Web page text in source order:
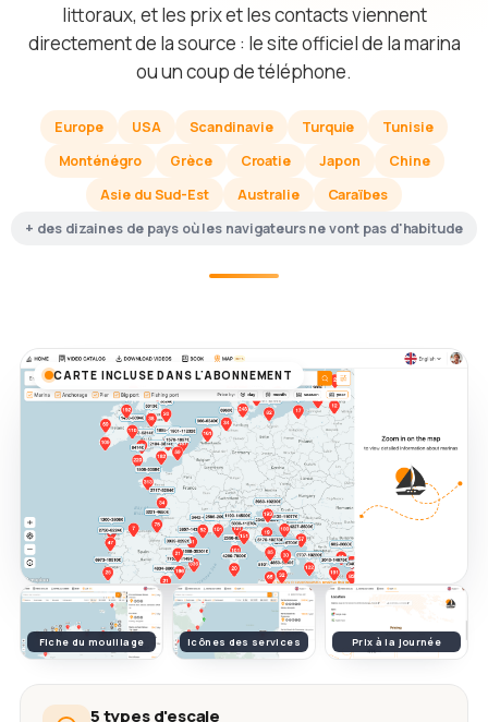
littoraux, et les prix et les contacts viennent
directement de la source : le site officiel de la marina
ou un coup de téléphone.
Europe USA Scandinavie Turquie
Tunisie
Monténégro
Grèce Croatie Japon
Chine
Asie du Sud-Est
Australie
Caraïbes
+ des dizaines de pays où les navigateurs ne vont pas d'habitude
CARTE INCLUSE DANS L'ABONNEMENT
Fiche du mouillage Icônes des services Prix à la journée
5 types d'escale